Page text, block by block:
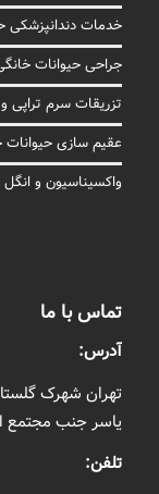
خدمات دندانپزشکی
جراحی حیوانات
تزریقات سرم تراپی
عقیم سازی
واکسیناسیون و
تماس با ما
آدرس:
تهران شهرک
یاسر جنب مجتمع
تلفن: